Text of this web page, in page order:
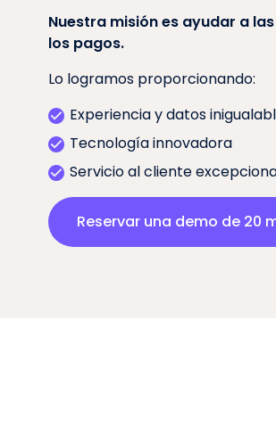
Nuestra misión es ayudar a
los pagos.
Lo logramos proporcionando:
Experiencia y datos
Tecnología innovadora
Servicio al cliente
Reservar una demo de 20